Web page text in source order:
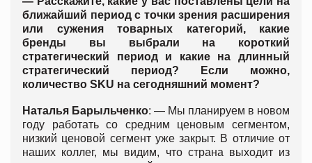
ближайший период с точки зрения расширения
или сужения товарных категорий, какие
бренды вы выбрали на короткий
стратегический период и какие на длинный
стратегический период? Если можно,
количество SKU на сегодняшний момент?
Наталья Барыльченко: — Мы планируем в новом
году работать со средним ценовым сегментом,
низкий ценовой сегмент уже закрыт. В отличие от
наших коллег, мы видим, что страна выходит из